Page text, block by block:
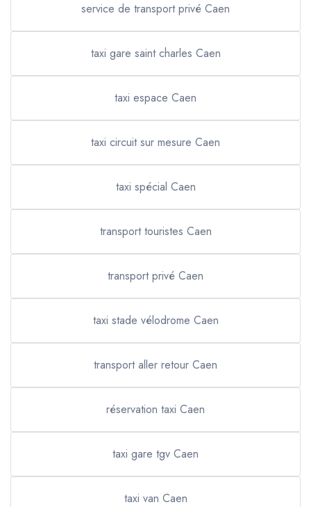
service de transport privé Caen
taxi gare saint charles Caen
taxi espace Caen
taxi circuit sur mesure Caen
taxi spécial Caen
transport touristes Caen
transport privé Caen
taxi stade vélodrome Caen
transport aller retour Caen
réservation taxi Caen
taxi gare tgv Caen
taxi van Caen